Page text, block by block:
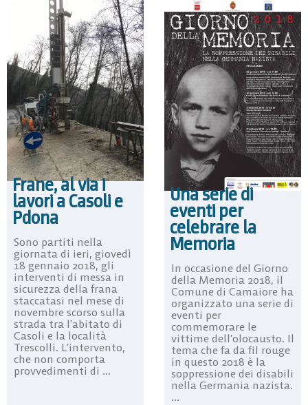
Frane, al via i
lavori a Casoli e
Pdona
Sono partiti nella
giornata di ieri, giovedì
18 gennaio 2018, gli
interventi di messa in
sicurezza della frana
staccatasi nel mese di
novembre scorso sulla
strada tra l’abitato di
Casoli e la località
Trescolli. L’intervento,
che non comporta
provvedimenti di ...
Una serie di
eventi per
celebrare la
Memoria
In occasione del Giorno
della Memoria 2018, il
Comune di Camaiore ha
organizzato una serie di
eventi per
commemorare le
vittime dell’olocausto. Il
tema che fa da fil rouge
in questo 2018 è la
soppressione dei disabili
nella Germania nazista.
...